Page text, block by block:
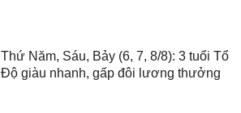
Thứ Năm, Sáu, Bảy (6, 7, 8/8): 3 tuổi Tổ
Độ giàu nhanh, gấp đôi lương thưởng